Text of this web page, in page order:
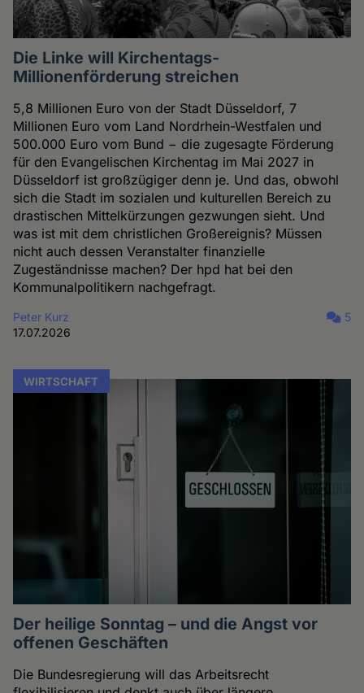
Die Linke will Kirchentags-
Millionenförderung streichen
5,8 Millionen Euro von der Stadt Düsseldorf, 7
Millionen Euro vom Land Nordrhein-Westfalen und
500.000 Euro vom Bund − die zugesagte Förderung
für den Evangelischen Kirchentag im Mai 2027 in
Düsseldorf ist großzügiger denn je. Und das, obwohl
sich die Stadt im sozialen und kulturellen Bereich zu
drastischen Mittelkürzungen gezwungen sieht. Und
was ist mit dem christlichen Großereignis? Müssen
nicht auch dessen Veranstalter finanzielle
Zugeständnisse machen? Der hpd hat bei den
Kommunalpolitikern nachgefragt.
Peter Kurz
17.07.2026
5
WIRTSCHAFT
Der heilige Sonntag – und die Angst vor
offenen Geschäften
Die Bundesregierung will das Arbeitsrecht